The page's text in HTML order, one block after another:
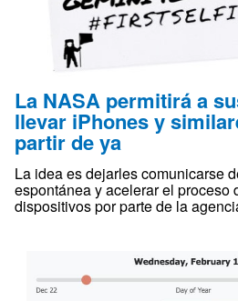
La NASA permitirá a
llevar iPhones y
partir de ya
La idea es dejarles comunicarse
espontánea y acelerar el proceso
dispositivos por parte de la